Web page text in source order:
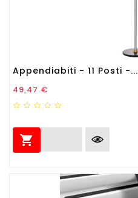
Appendiabiti - 11 Posti -...
Prezzo
49,47 €
